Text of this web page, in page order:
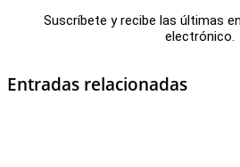
Suscríbete y recibe las últimas
electrónico.
Entradas relacionadas